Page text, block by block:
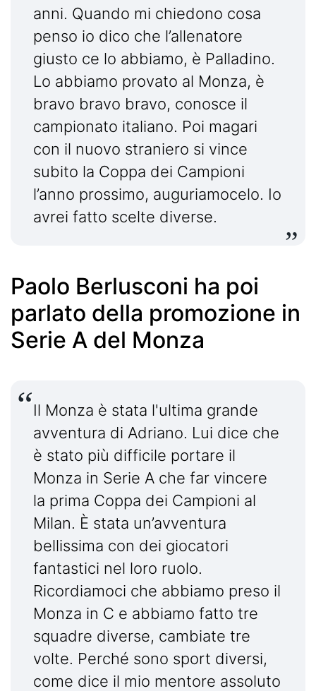
anni. Quando mi chiedono cosa
penso io dico che l’allenatore
giusto ce lo abbiamo, è Palladino.
Lo abbiamo provato al Monza, è
bravo bravo bravo, conosce il
campionato italiano. Poi magari
con il nuovo straniero si vince
subito la Coppa dei Campioni
l’anno prossimo, auguriamocelo. Io
avrei fatto scelte diverse.
Paolo Berlusconi ha poi
parlato della promozione in
Serie A del Monza
Il Monza è stata l'ultima grande
avventura di Adriano. Lui dice che
è stato più difficile portare il
Monza in Serie A che far vincere
la prima Coppa dei Campioni al
Milan. È stata un’avventura
bellissima con dei giocatori
fantastici nel loro ruolo.
Ricordiamoci che abbiamo preso il
Monza in C e abbiamo fatto tre
squadre diverse, cambiate tre
volte. Perché sono sport diversi,
come dice il mio mentore assoluto